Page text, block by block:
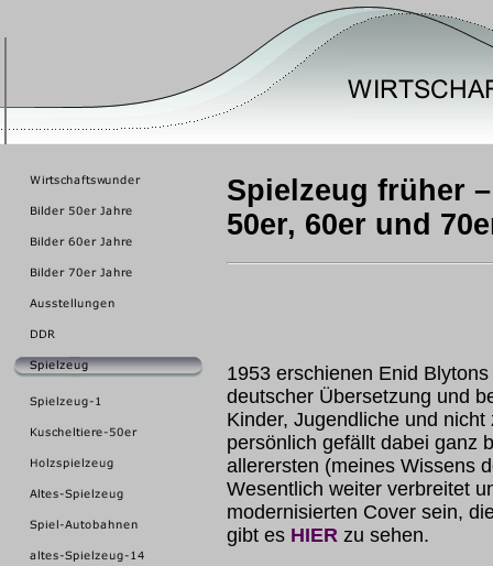
Spielzeug früher
50er, 60er und
1953 erschienen Enid
deutscher Übersetzung und
Kinder, Jugendliche und
persönlich gefällt dabei ganz
allerersten (meines Wissens
Wesentlich weiter verbreitet
modernisierten Cover sein,
gibt es HIER zu sehen.